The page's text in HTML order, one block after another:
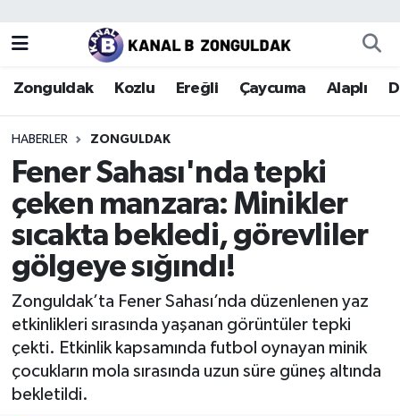
Zonguldak Kozlu Ereğli Çaycuma Alaplı
HABERLER ZONGULDAK
Fener Sahası'nda tepki
çeken manzara: Minikler
sıcakta bekledi, görevliler
gölgeye sığındı!
Zonguldak’ta Fener Sahası’nda düzenlenen yaz
etkinlikleri sırasında yaşanan görüntüler tepki
çekti. Etkinlik kapsamında futbol oynayan minik
çocukların mola sırasında uzun süre güneş altında
bekletildi.
Zonguldak
Kozlu
Çaycuma
Alaplı
Devrek
Gökçebey
Bartın
Zonguldak Nöbetçi Eczaneler
Zonguldak Hava Durumu
Zonguldak Trafik Yoğunluk Haritası
Puan Durumu ve Fikstür
Tüm Manşetler
Son Dakika Haberleri
Haber Arşivi